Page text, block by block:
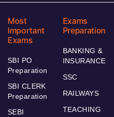
Most
Important
Exams
SBI PO
Preparation
SBI CLERK
Preparation
SEBI
Exams
Preparation
BANKING &
INSURANCE
SSC
RAILWAYS
TEACHING